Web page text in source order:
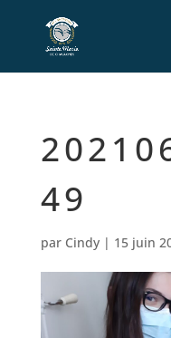
49
par Cindy| 15 juin